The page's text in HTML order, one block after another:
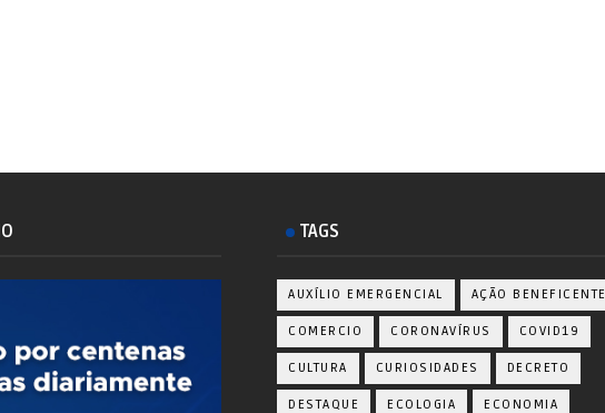
TAGS
AUXÍLIO EMERGENCIAL AÇÃO BENEFICENTE
COMERCIO CORONAVÍRUS COVID19
CULTURA CURIOSIDADES DECRETO
DESTAQUE ECOLOGIA ECONOMIA